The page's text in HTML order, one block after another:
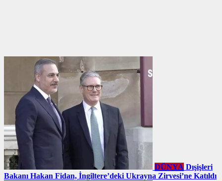
DÜNYA Dışişleri
Bakanı Hakan Fidan, İngiltere’deki Ukrayna Zirvesi’ne Katıldı